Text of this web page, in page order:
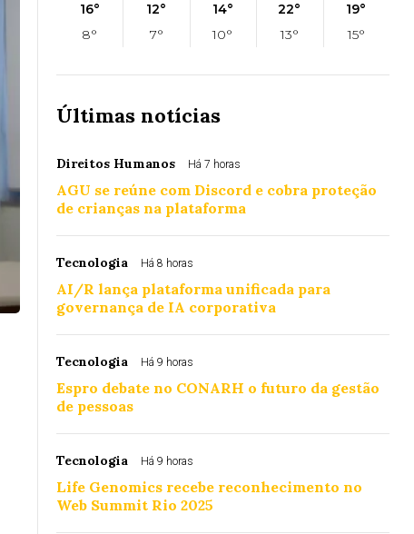
16°
8°
12°
7°
14°
10°
22°
13°
19°
15°
Últimas notícias
Direitos Humanos Há 7 horas
AGU se reúne com Discord e cobra proteção
de crianças na plataforma
Tecnologia Há 8 horas
AI/R lança plataforma unificada para
governança de IA corporativa
Tecnologia Há 9 horas
Espro debate no CONARH o futuro da gestão
de pessoas
Tecnologia Há 9 horas
Life Genomics recebe reconhecimento no
Web Summit Rio 2025